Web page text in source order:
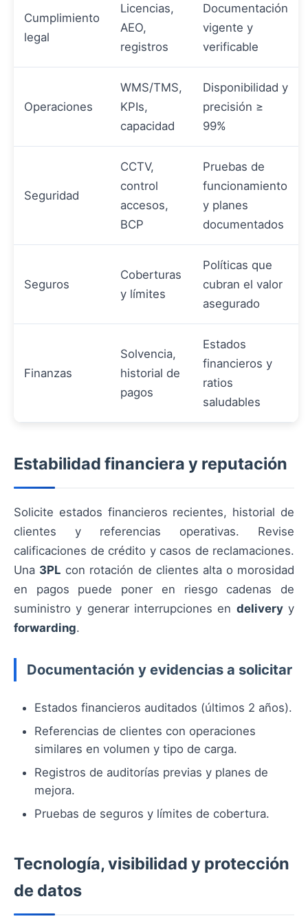
Cumplimiento
legal
Licencias,
AEO,
registros
Documentación
vigente y
verificable
Operaciones
WMS/TMS,
KPIs,
capacidad
Disponibilidad y
precisión ≥
99%
Seguridad
CCTV,
control
accesos,
BCP
Pruebas de
funcionamiento
y planes
documentados
Seguros
Coberturas
y límites
Políticas que
cubran el valor
asegurado
Finanzas
Solvencia,
historial de
pagos
Estados
financieros y
ratios
saludables
Estabilidad financiera y reputación
Solicite estados financieros recientes, historial de
clientes y referencias operativas. Revise
calificaciones de crédito y casos de reclamaciones.
Una 3PL con rotación de clientes alta o morosidad
en pagos puede poner en riesgo cadenas de
suministro y generar interrupciones en deliveryy
forwarding.
Documentación y evidencias a solicitar
Estados financieros auditados (últimos 2 años).
Referencias de clientes con operaciones
similares en volumen y tipo de carga.
Registros de auditorías previas y planes de
mejora.
Pruebas de seguros y límites de cobertura.
Tecnología, visibilidad y protección
de datos